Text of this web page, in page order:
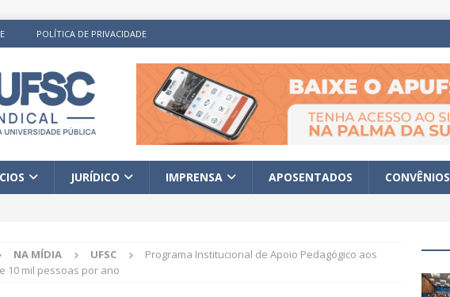
POLÍTICA DE PRIVACIDADE
JURÍDICO IMPRENSA APOSENTADOS CONVÊNIOS
NA MÍDIA UFSC
Programa Institucional de Apoio Pedagógico aos
10 mil pessoas por ano